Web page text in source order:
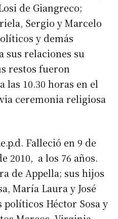
de Giangreco;
Sergio y Marcelo
y demás
sus relaciones su
restos fueron
las 10.30 horas en el
ceremonia religiosa
Falleció en 9 de
2010, a los 76 años.
de Appella; sus hijos
María Laura y José
políticos Héctor Sosa y